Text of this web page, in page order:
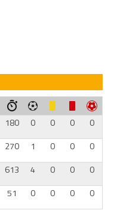
180 0 0 0
0
270 1 0 0
0
613 4 0 0
0
51 0 0 0 0